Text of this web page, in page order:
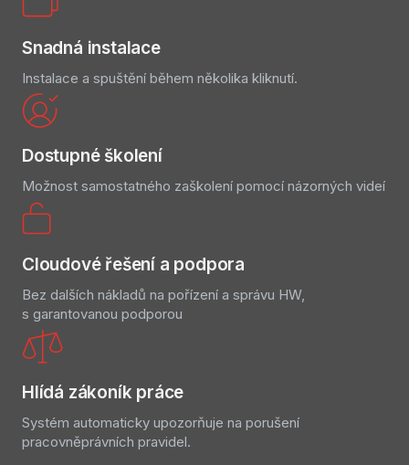
Snadná instalace
Instalace a spuštění během několika kliknutí.
Dostupné školení
Možnost samostatného zaškolení pomocí názorných videí
Cloudové řešení a podpora
Bez dalších nákladů na pořízení a správu HW,
s garantovanou podporou
Hlídá zákoník práce
Systém automaticky upozorňuje na porušení
pracovněprávních pravidel.